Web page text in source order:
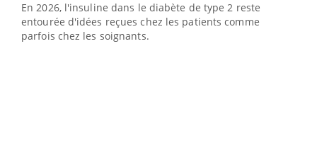
En 2026, l'insuline dans le diabète de type 2 reste
entourée d'idées reçues chez les patients comme
parfois chez les soignants.